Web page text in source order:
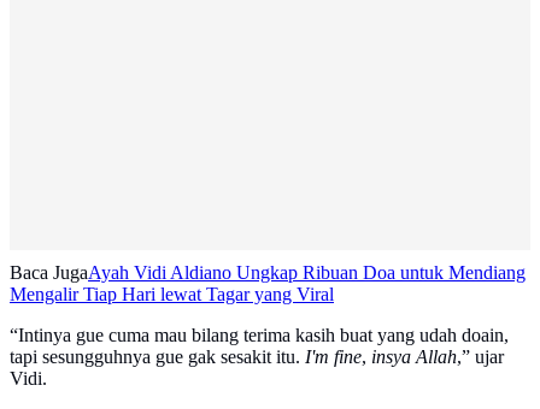
Baca JugaAyah Vidi Aldiano Ungkap Ribuan Doa untuk Mendiang
Mengalir Tiap Hari lewat Tagar yang Viral
“Intinya gue cuma mau bilang terima kasih buat yang udah doain,
tapi sesungguhnya gue gak sesakit itu. I'm fine, insya Allah,” ujar
Vidi.